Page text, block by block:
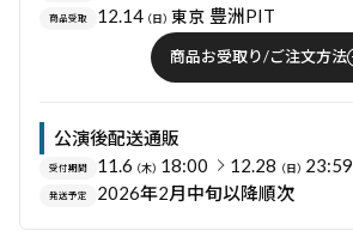
商品受取 12.14（日）東京 豊洲PIT
商品お受取り/ご注文方法
公演後配送通販
受付期間 11.6（木）18:00 12.28（日）23:59
発送予定 2026年2月中旬以降順次